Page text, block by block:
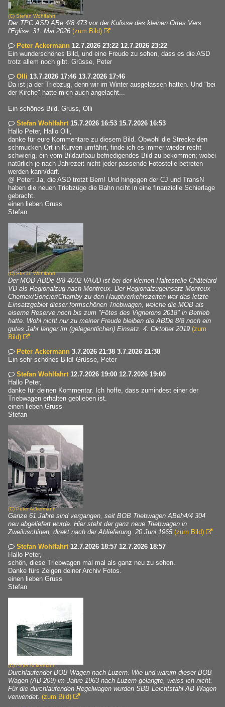
(C)Stefan Wohlfahrt
Der TPC ASD ABe 4/8 473 vor der Kulisse des kleinen Ortes Vers
l'Eglise. 31. Mai 2026 (zum Bild) 
 Peter Ackermann 12.7.2026 23:22 12.7.2026 23:22
Ein wunderschönes Bild, und eine Freude zu sehen, dass es die ASD
trotz allem noch gibt. Grüsse, Peter
 Olli 13.7.2026 17:46 13.7.2026 17:46
Da ist ja der Triebzug, denn wir im Winter ausgelassen hatten. Und "bei
der Kirche" hatte mich auch angelacht...
Ein schönes Bild. Gruss, Olli
 Stefan Wohlfahrt 15.7.2026 16:53 15.7.2026 16:53
Hallo Peter, Hallo Olli,
danke für eure Kommentare zu diesem Bild. Obwohl die Strecke den
schmucken Ort in Kurven umfährt, finde ich es immer wieder recht
schwierig, ein vom Bildaufbau befriedigendes Bild zu bekommen; wobei
natürlich je nach Jahrezeit nicht jeder passende Fotostelle betreten
werden kann/darf.
@ Peter: Ja, die ASD trotzt Bern! Und hingegen der CJ und TransN
haben die neuen Triebzüge die Bahn nciht in eine finanzielle Schierlage
gebracht.
einen lieben Gruss
Stefan
(C)Stefan Wohlfahrt
Der MOB ABDe 8/8 4002 VAUD ist bei der kleinen Haltestelle Châtelard
VD als Regionalzug nach Montreux. Der Regionalzugeinsatz Monteux -
Chernex/Soncier/Chamby zu den Hauptverkehrszeiten war das letzte
Einsatzgebiet dieser formschönen Triebwagen, welche die MOB als
eiserne Reserve noch bis zum "Fêtes des Vignerons 2018" in Betrieb
hatte. Wohl nicht nur zu meiner Freude bleiben die ABDe 8/8 noch ein
gutes Jahr länger im (gelegentlichen) Einsatz. 4. Oktober 2019 (zum
Bild) 
 Peter Ackermann 3.7.2026 21:38 3.7.2026 21:38
Ein sehr schönes Bild! Grüsse, Peter
 Stefan Wohlfahrt 12.7.2026 19:00 12.7.2026 19:00
Hallo Peter,
danke für deinen Kommentar. Ich hoffe, dass zumindest einer der
Triebwagen erhalten geblieben ist.
einen lieben Gruss
Stefan
(C)Peter Ackermann
Ganze 61 Jahre sind vergangen, seit BOB Triebwagen ABeh4/4 304
neu abgeliefert wurde. Hier steht der ganz neue Triebwagen in
Zweilüschinen, direkt nach der Ablieferung. 20.Juni 1965 (zum Bild) 
 Stefan Wohlfahrt 12.7.2026 18:57 12.7.2026 18:57
Hallo Peter,
schön, diese Triebwagen mal mal als ganz neu zu sehen.
Danke fürs Zeigen deiner Archiv Fotos.
einen lieben Gruss
Stefan
(C)Peter Ackermann
Durchlaufender BOB Wagen nach Luzern. Wie und warum dieser BOB
Wagen (AB 209) im Jahre 1963 nach Luzern gelangte, weiss ich nicht.
Für die durchlaufenden Regelwagen wurden SBB Leichtstahl-AB Wagen
verwendet. (zum Bild) 